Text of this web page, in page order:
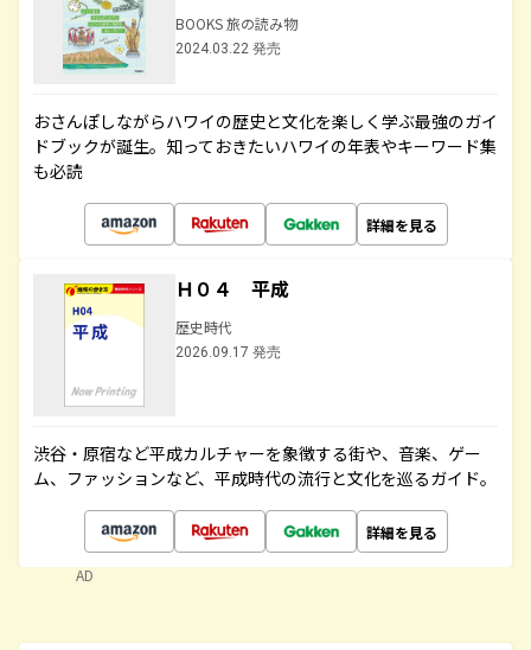
BOOKS 旅の読み物
2024.03.22 発売
おさんぽしながらハワイの歴史と文化を楽しく学ぶ最強のガイ
ドブックが誕生。知っておきたいハワイの年表やキーワード集
も必読
詳細を見る
Ｈ０４ 平成
歴史時代
2026.09.17 発売
渋谷・原宿など平成カルチャーを象徴する街や、音楽、ゲー
ム、ファッションなど、平成時代の流行と文化を巡るガイド。
詳細を見る
AD